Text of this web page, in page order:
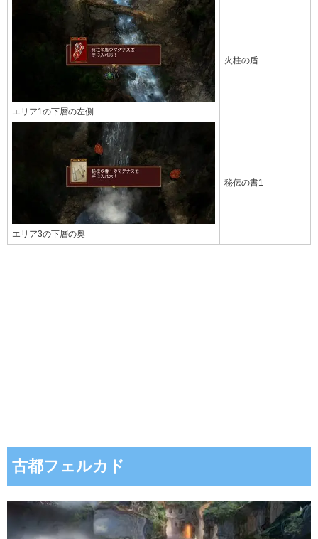
エリア1の下層の左側
火柱の盾
エリア3の下層の奥
秘伝の書1
古都フェルカド